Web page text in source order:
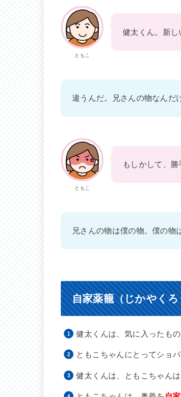
ともこ
健太くん。新し
違うんだ。兄さんの物なんだ
ともこ
もしかして、
兄さんの物は僕の物。僕の物
自家薬籠（じかやく
健太くんは、気に入ったも
ともこちゃんにとってショパ
健太くんは、ともこちゃんは